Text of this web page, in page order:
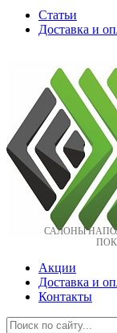
Статьи
Доставка и
САЛОНЫ
Акции
Доставка и
Контакты